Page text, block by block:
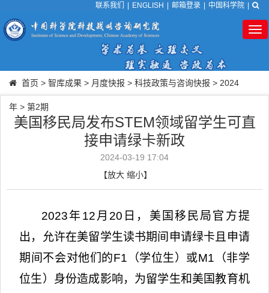
联系我们 ENGLISH 邮箱登录 中国科学院
首页 > 智库成果 > 月度快报 > 科技政策与咨询快报 > 2024
年 > 第2期
美国移民局发布STEM领域留学生可直
接申请绿卡新政
2024-03-19 17:04
【放大 缩小】
2023年12 月 20 日，美国移民局官方提
出，允许在美留学生读书期间申请绿卡且申请
期间不会对他们的F1 （学位生）或M1 （非学
位生）身份造成影响，为留学生和美国教育机